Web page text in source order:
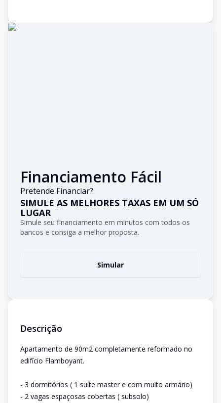
Financiamento Fácil
Pretende Financiar?
SIMULE AS MELHORES TAXAS EM UM SÓ
LUGAR
Simule seu financiamento em minutos com todos os
bancos e consiga a melhor proposta.
Simular
Descrição
Apartamento de 90m2 completamente reformado no
edifício Flamboyant.
- 3 dormitórios ( 1 suíte master e com muito armário)
- 2 vagas espaçosas cobertas ( subsolo)